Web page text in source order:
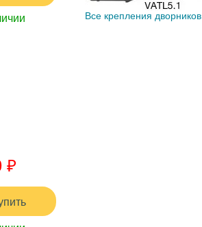
₽
Все крепления дворников